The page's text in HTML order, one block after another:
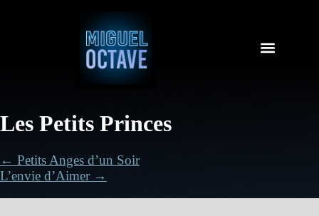
Les Petits Princes
← Petits Anges d’un Soir
L’envie d’Aimer →